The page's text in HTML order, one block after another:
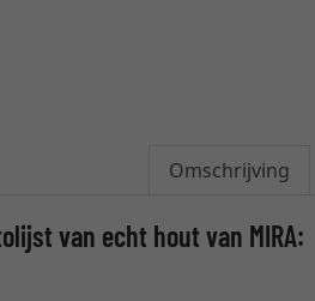
Omschrijving
van echt hout van MIRA: